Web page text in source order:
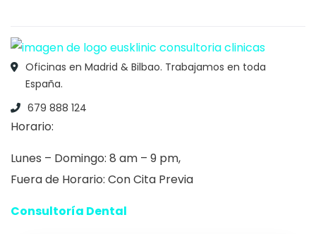
Oficinas en Madrid & Bilbao. Trabajamos en toda
España.
679 888 124
Horario:
Lunes – Domingo: 8 am – 9 pm,
Fuera de Horario: Con Cita Previa
Consultoría Dental